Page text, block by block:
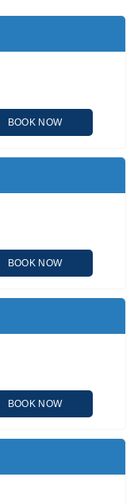
BOOK NOW
BOOK NOW
BOOK NOW